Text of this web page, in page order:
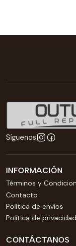
Síguenos
INFORMACIÓN
Términos y
Contacto
Política de envíos
Política de privacidad
CONTÁCTANOS